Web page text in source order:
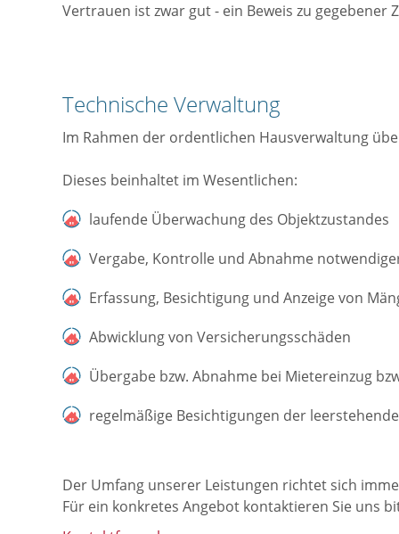
Vertrauen ist zwar gut - ein Beweis zu gegebener
Technische Verwaltung
Im Rahmen der ordentlichen Hausverwaltung
Dieses beinhaltet im Wesentlichen:
laufende Überwachung des Objektzustandes
Vergabe, Kontrolle und Abnahme
Erfassung, Besichtigung und Anzeige von
Abwicklung von Versicherungsschäden
Übergabe bzw. Abnahme bei Mietereinzug
regelmäßige Besichtigungen der
Der Umfang unserer Leistungen richtet sich
Für ein konkretes Angebot kontaktieren Sie uns